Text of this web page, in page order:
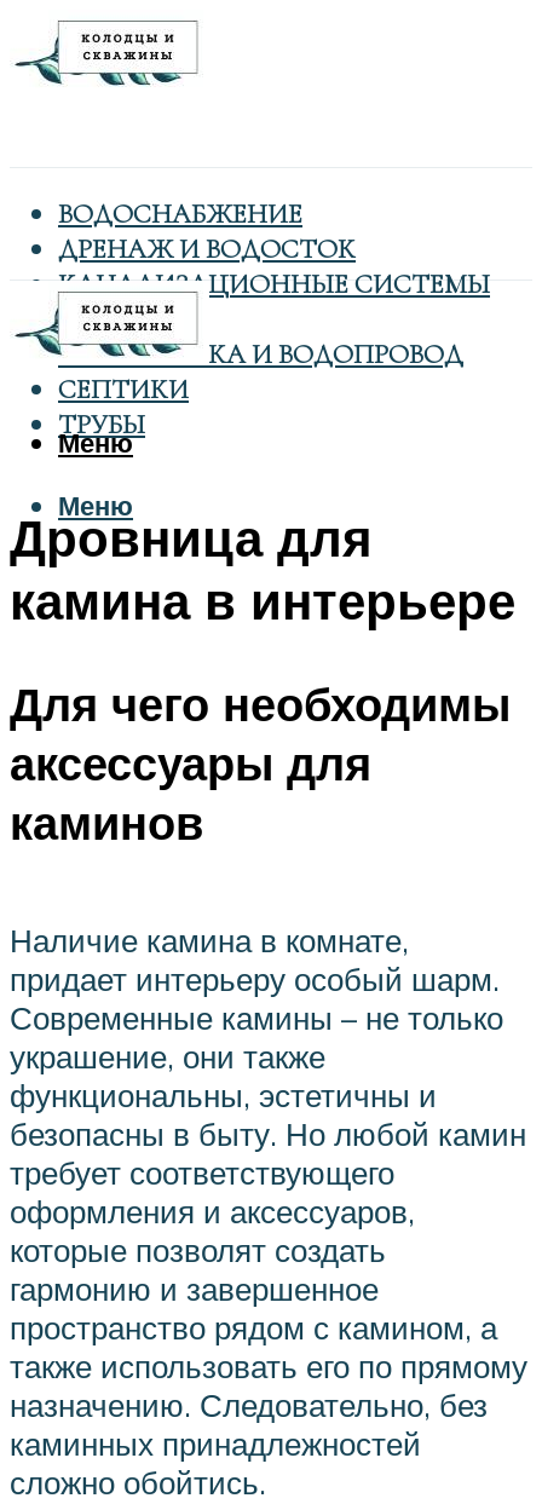
ВОДОСНАБЖЕНИЕ
ДРЕНАЖ И ВОДОСТОК
КАНАЛИЗАЦИОННЫЕ СИСТЕМЫ
КОЛОДЦЫ
САНТЕХНИКА И ВОДОПРОВОД
СЕПТИКИ
ТРУБЫ
Меню
Меню
Дровница для
камина в интерьере
Для чего необходимы
аксессуары для
каминов
Наличие камина в комнате,
придает интерьеру особый шарм.
Современные камины – не только
украшение, они также
функциональны, эстетичны и
безопасны в быту. Но любой камин
требует соответствующего
оформления и аксессуаров,
которые позволят создать
гармонию и завершенное
пространство рядом с камином, а
также использовать его по прямому
назначению. Следовательно, без
каминных принадлежностей
сложно обойтись.